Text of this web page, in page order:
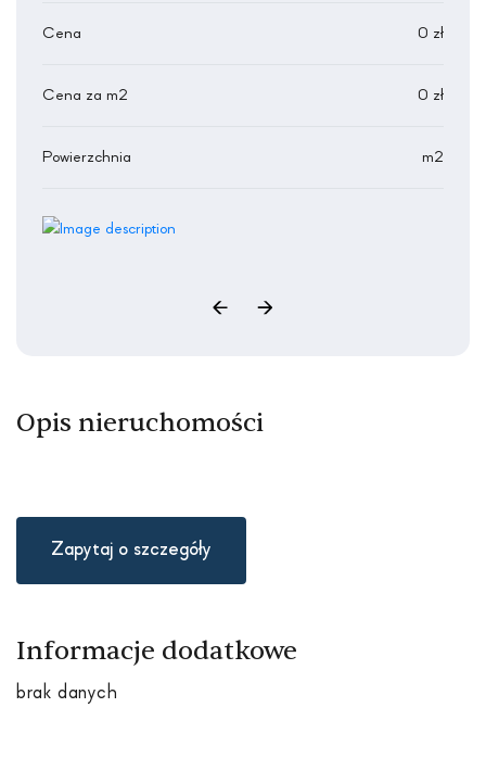
Cena 0 zł
Cena za m2 0 zł
Powierzchnia m2
Opis nieruchomości
Zapytaj o szczegóły
Informacje dodatkowe
brak danych